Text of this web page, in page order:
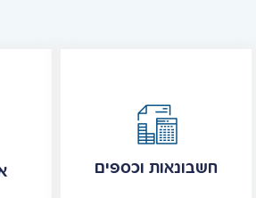
חשבונאות וכספים